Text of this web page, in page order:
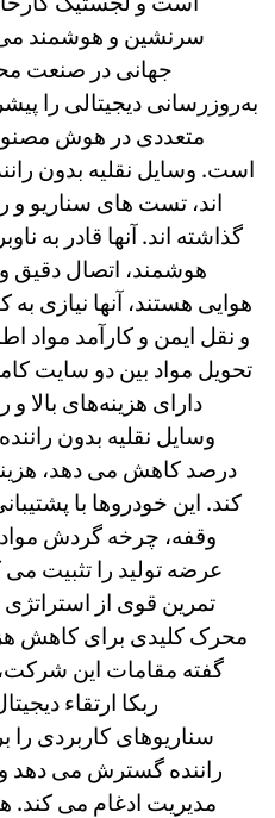
سرنشین و هوشمند
جهانی در صنعت
به‌روزرسانی دیجیتالی را
متعددی در هوش
است. وسایل نقلیه بدون
اند، تست های سناریو و
گذاشته اند. آنها قادر به
هوشمند، اتصال دقیق
هوایی هستند، آنها نیازی
و نقل ایمن و کارآمد مواد
تحویل مواد بین دو سایت
دارای هزینه‌های بالا و
درصد کاهش می دهد،
کند. این خودروها با
وقفه، چرخه گردش مواد
عرضه تولید را تثبیت می
تمرین قوی از
محرک کلیدی برای کاهش
گفته مقامات این
ربکا ارتقاء
سناریوهای کاربردی
راننده گسترش می دهد و
مدیریت ادغام می کند.